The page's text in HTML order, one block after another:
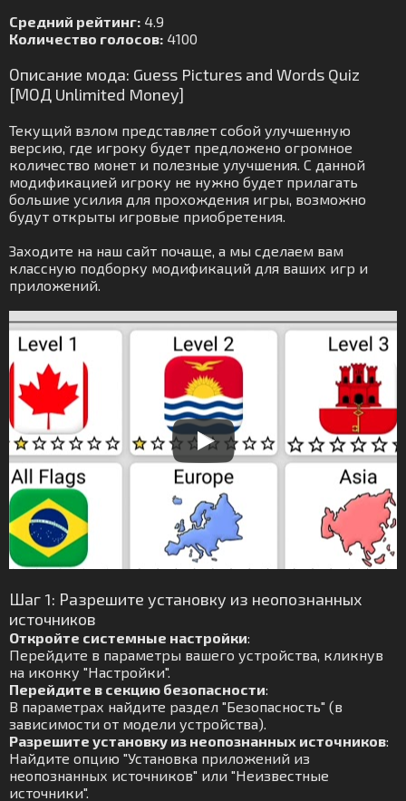
Средний рейтинг: 4.9
Количество голосов: 4100
Описание мода: Guess Pictures and Words Quiz
[МОД Unlimited Money]
Текущий взлом представляет собой улучшенную
версию, где игроку будет предложено огромное
количество монет и полезные улучшения. С данной
модификацией игроку не нужно будет прилагать
большие усилия для прохождения игры, возможно
будут открыты игровые приобретения.
Заходите на наш сайт почаще, а мы сделаем вам
классную подборку модификаций для ваших игр и
приложений.
Шаг 1: Разрешите установку из неопознанных
источников
Откройте системные настройки:
Перейдите в параметры вашего устройства, кликнув
на иконку "Настройки".
Перейдите в секцию безопасности:
В параметрах найдите раздел "Безопасность" (в
зависимости от модели устройства).
Разрешите установку из неопознанных источников:
Найдите опцию "Установка приложений из
неопознанных источников" или "Неизвестные
источники".